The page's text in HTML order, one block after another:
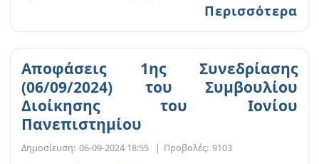
Περισσότερα
Αποφάσεις 1ης Συνεδρίασης
(06/09/2024) του Συμβουλίου
Διοίκησης του Ιονίου
Πανεπιστημίου
Δημοσίευση: 06-09-2024 18:55 | Προβολές: 9103